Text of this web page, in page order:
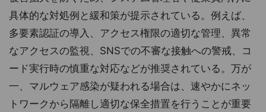
具体的な対処例と緩和策が提示されている。例えば、
多要素認証の導入、アクセス権限の適切な管理、異常
なアクセスの監視、SNSでの不審な接触への警戒、コ
ード実行時の慎重な対応などが推奨されている。万が
一、マルウェア感染が疑われる場合は、速やかにネッ
トワークから隔離し適切な保全措置を行うことが重要